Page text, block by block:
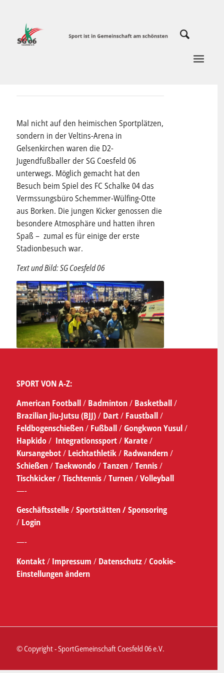
Mal nicht auf den heimischen Sportplätzen,
sondern in der Veltins-Arena in
Gelsenkirchen waren die D2-
Jugendfußballer der SG Coesfeld 06
unterwegs. Möglich gemacht hat den
Besuch beim Spiel des FC Schalke 04 das
Vermssungsbüro Schemmer-Wülfing-Otte
aus Borken. Die jungen Kicker genossen die
besondere Atmosphäre und hatten ihren
Spaß – zumal es für einige der erste
Stadionbesuch war.
Text und Bild: SG Coesfeld 06
SPORT VON A-Z:
American Football/ Badminton/ Basketball/
Brazilian Jiu-Jutsu (BJJ)/ Dart/ Faustball/
Feldbogenschießen/ Fußball/Gongkwon Yusul/
Hapkido/ Integrationssport/ Karate/
Kursangebot/Leichtathletik/ Radwandern/
Schießen/Taekwondo/Tanzen/Tennis/
Tischkicker/Tischtennis/Turnen/Volleyball
—-
Geschäftsstelle/Sportstätten /Sponsoring
/ Login
—-
Kontakt/ Impressum / Datenschutz/Cookie-
Einstellungen ändern
© Copyright - SportGemeinschaft Coesfeld 06 e.V.